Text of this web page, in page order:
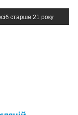
старше 21 року